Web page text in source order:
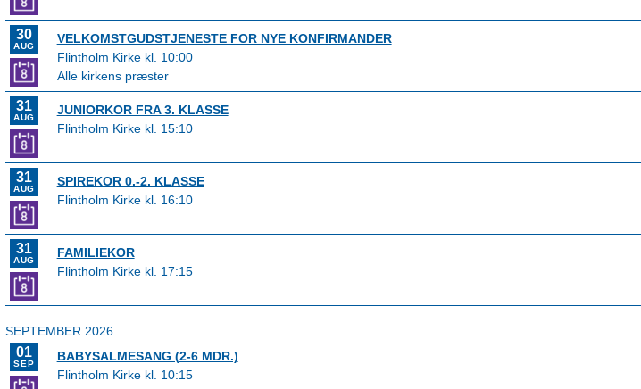
30
AUG
VELKOMSTGUDSTJENESTE FOR NYE KONFIRMANDER
Flintholm Kirke kl. 10:00
Alle kirkens præster
31
AUG
JUNIORKOR FRA 3. KLASSE
Flintholm Kirke kl. 15:10
31
AUG
SPIREKOR 0.-2. KLASSE
Flintholm Kirke kl. 16:10
31
AUG
FAMILIEKOR
Flintholm Kirke kl. 17:15
SEPTEMBER 2026
01
SEP
BABYSALMESANG (2-6 MDR.)
Flintholm Kirke kl. 10:15